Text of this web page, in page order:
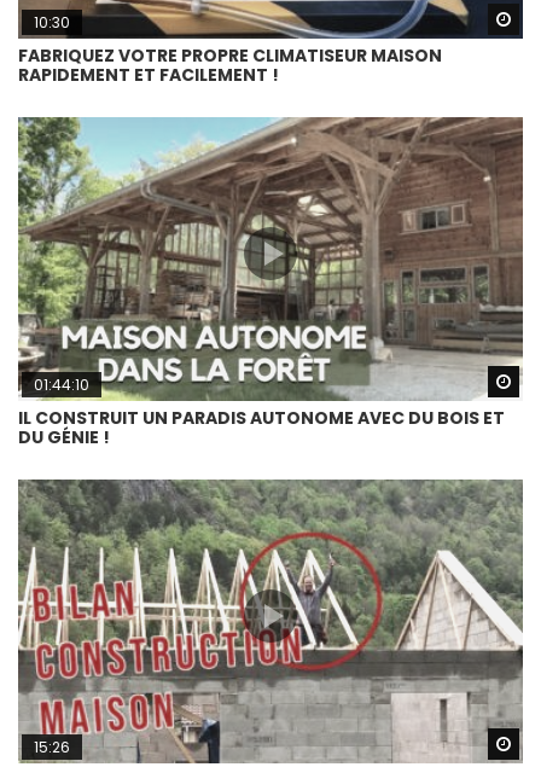
10:30
FABRIQUEZ VOTRE PROPRE CLIMATISEUR MAISON
RAPIDEMENT ET FACILEMENT !
01:44:10
IL CONSTRUIT UN PARADIS AUTONOME AVEC DU BOIS ET
DU GÉNIE !
15:26